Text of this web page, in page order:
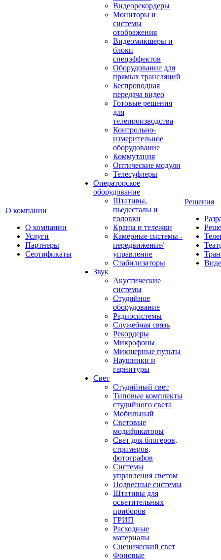
О компании
О компании
Услуги
Партнеры
Сертификаты
Видеорекордеры
Мониторы и
системы
отображения
Видеомикшеры и
блоки
спецэффектов
Оборудование для
прямых трансляций
Беспроводная
передача видео
Готовые решения
для
телепроизводства
Контрольно-
измерительное
оборудование
Коммутация
Оптические модули
Телесуфлеры
Операторское
оборудование
Штативы,
пьедесталы и
головки
Краны и тележки
Камерные системы -
передвижение/
управление
Стабилизаторы
Звук
Акустические
системы
Студийное
оборудование
Радиосистемы
Служебная связь
Рекордеры
Микрофоны
Микшерные пульты
Наушники и
гарнитуры
Свет
Студийный свет
Типовые комплекты
студийного света
Мобильный
Световые
модификаторы
Свет для блогеров,
стримеров,
фотографов
Системы
управления светом
Подвесные системы
Штативы для
осветительных
приборов
ГРИП
Расходные
материалы
Сценический свет
Фоновые
Решения